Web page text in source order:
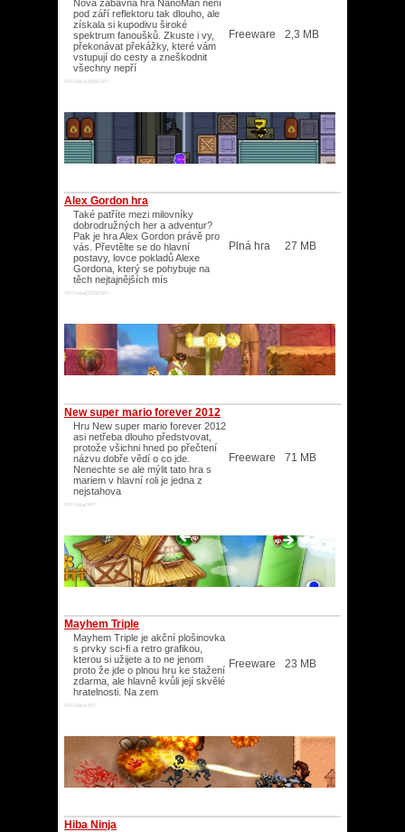
Nová zábavná hra NanoMan není
pod září reflektoru tak dlouho, ale
získala si kupodivu široké
spektrum fanoušků. Zkuste i vy,
překonávat překážky, které vám
vstupují do cesty a zneškodnit
všechny nepří
XP/Vista/2003/XP/
Freeware 2,3 MB
Alex Gordon hra
Také patříte mezi milovníky
dobrodružných her a adventur?
Pak je hra Alex Gordon právě pro
vás. Převtělte se do hlavní
postavy, lovce pokladů Alexe
Gordona, který se pohybuje na
těch nejtajnějších mís
XP/Vista/2003/XP/
Plná hra 27 MB
New super mario forever 2012
Hru New super mario forever 2012
asi netřeba dlouho předstvovat,
protože všichni hned po přečtení
názvu dobře vědí o co jde.
Nenechte se ale mýlit tato hra s
mariem v hlavní roli je jedna z
nejstahova
XP/Vista/XP/
Freeware 71 MB
Mayhem Triple
Mayhem Triple je akční plošinovka
s prvky sci-fi a retro grafikou,
kterou si užijete a to ne jenom
proto že jde o plnou hru ke stažení
zdarma, ale hlavně kvůli její skvělé
hratelnosti. Na zem
XP/Vista/XP/
Freeware 23 MB
Hiba Ninja